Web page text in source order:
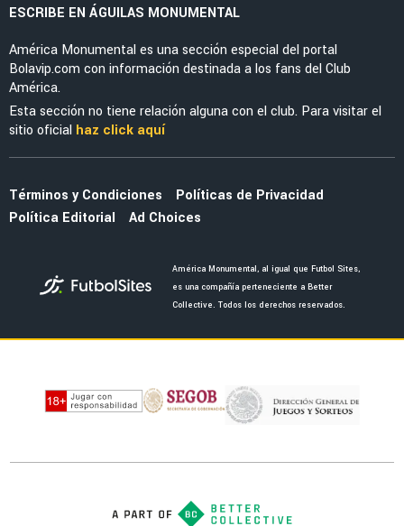
NOTICIAS
Grupo Ollamani en problemas por asientos
premium del Estadio Banorte
Estadio Banorte es modificado para el partido